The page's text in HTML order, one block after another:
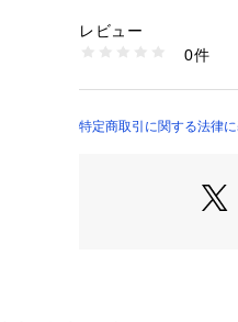
そ、ワンピースにさ
などを合わせてカジ
9種類11色の糸にラ
拘ったオリジナルな
3%、ポリエステル:10%
生産国：フィリピン
ンは160℃まで 弱いドラ
※詳しい洗濯方法につい
レビュー
0件
特定商取引に関する法律に